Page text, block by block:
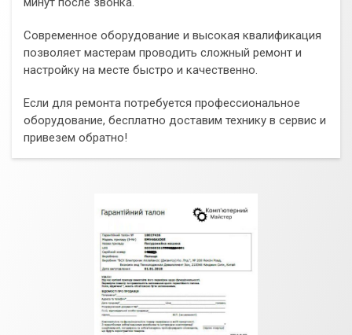
Современное оборудование и высокая квалификация
позволяет мастерам проводить сложный ремонт и
настройку на месте быстро и качественно.
Если для ремонта потребуется профессиональное
оборудование, бесплатно доставим технику в сервис и
привезем обратно!